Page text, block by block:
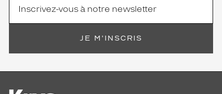
JE M'INSCRIS